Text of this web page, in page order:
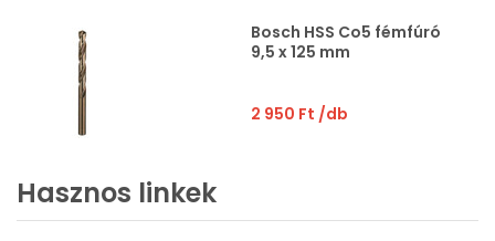
Bosch HSS Co5 fémfúró
9,5 x 125 mm
2 950 Ft /db
Hasznos linkek